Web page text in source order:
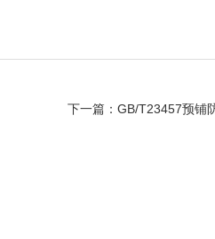
下一篇： GB/T23457预铺防